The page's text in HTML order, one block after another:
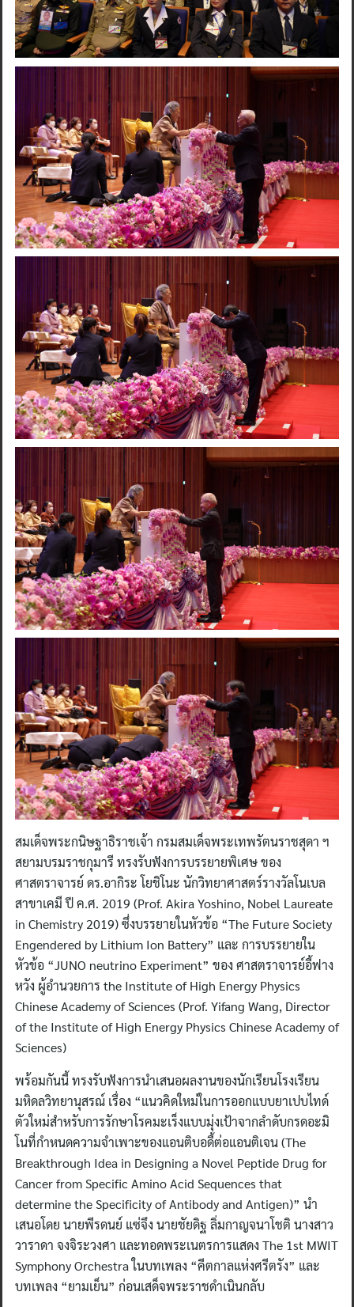
สมเด็จพระกนิษฐาธิราชเจ้า กรมสมเด็จพระเทพรัตนราชสุดา ฯ
สยามบรมราชกุมารี ทรงรับฟังการบรรยายพิเศษ ของ
ศาสตราจารย์ ดร.อากิระ โยชิโนะ นักวิทยาศาสตร์รางวัลโนเบล
สาขาเคมี ปี ค.ศ. 2019 (Prof. Akira Yoshino, Nobel Laureate
in Chemistry 2019) ซึ่งบรรยายในหัวข้อ “The Future Society
Engendered by Lithium Ion Battery” และ การบรรยายใน
หัวข้อ “JUNO neutrino Experiment” ของ ศาสตราจารย์อี้ฟาง
หวัง ผู้อำนวยการ the Institute of High Energy Physics
Chinese Academy of Sciences (Prof. Yifang Wang, Director
of the Institute of High Energy Physics Chinese Academy of
Sciences)
พร้อมกันนี้ ทรงรับฟังการนำเสนอผลงานของนักเรียนโรงเรียน
มหิดลวิทยานุสรณ์ เรื่อง “แนวคิดใหม่ในการออกแบบยาเปบไทด์
ตัวใหม่สำหรับการรักษาโรคมะเร็งแบบมุ่งเป้าจากลําดับกรดอะมิ
โนที่กําหนดความจําเพาะของแอนติบอดี้ต่อแอนติเจน (The
Breakthrough Idea in Designing a Novel Peptide Drug for
Cancer from Specific Amino Acid Sequences that
determine the Specificity of Antibody and Antigen)” นำ
เสนอโดย นายพีรดนย์ แซ่จึง นายชัยดิฐ ลิ่มกาญจนาโชติ นางสาว
วาราดา จงจิระวงศา และทอดพระเนตรการแสดง The 1st MWIT
Symphony Orchestra ในบทเพลง “คีตกาลแห่งศรีตรัง” และ
บทเพลง “ยามเย็น” ก่อนเสด็จพระราชดำเนินกลับ